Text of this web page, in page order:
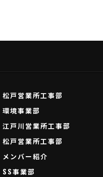
松戸営業所工事部
環境事業部
江戸川営業所工事部
松戸営業所工事部
メンバー紹介
SS事業部